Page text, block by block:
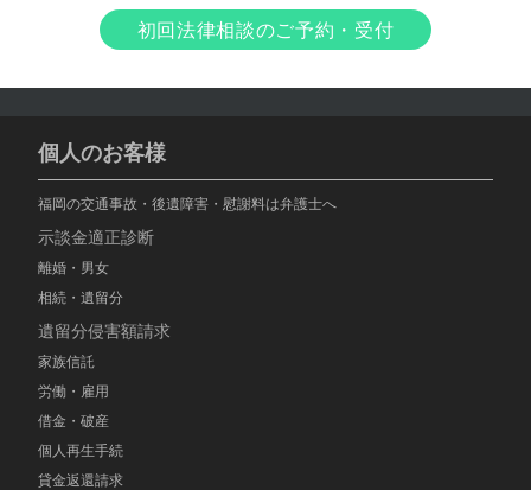
初回法律相談のご予約・受付
個人のお客様
福岡の交通事故・後遺障害・慰謝料は弁護士へ
示談金適正診断
離婚・男女
相続・遺留分
遺留分侵害額請求
家族信託
労働・雇用
借金・破産
個人再生手続
貸金返還請求